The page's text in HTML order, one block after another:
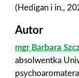
(Hedigan i in.,
Autor
mgr Barbara
absolwentka